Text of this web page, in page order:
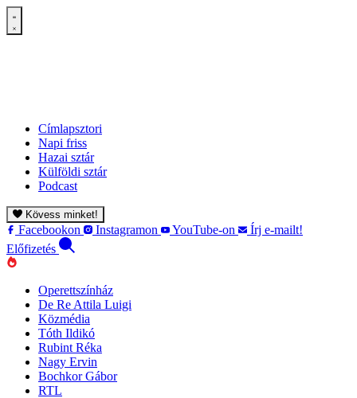
Címlapsztori
Napi friss
Hazai sztár
Külföldi sztár
Podcast
Kövess minket!
Facebookon Instagramon YouTube-on
Írj e-mailt!
Előfizetés
Operettszínház
De Re Attila Luigi
Közmédia
Tóth Ildikó
Rubint Réka
Nagy Ervin
Bochkor Gábor
RTL